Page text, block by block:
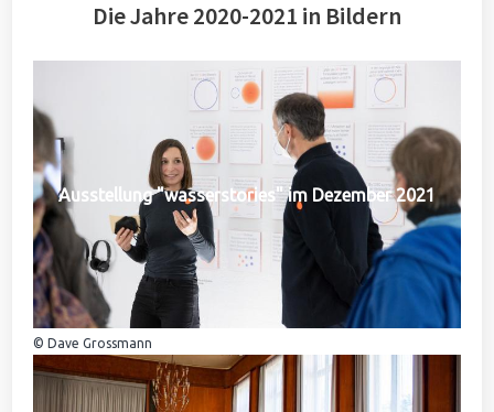
Die Jahre 2020-2021 in Bildern
Ausstellung "wasserstories" im Dezember 2021
© Dave Grossmann